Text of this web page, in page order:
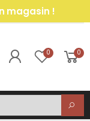
magasin !
0 0